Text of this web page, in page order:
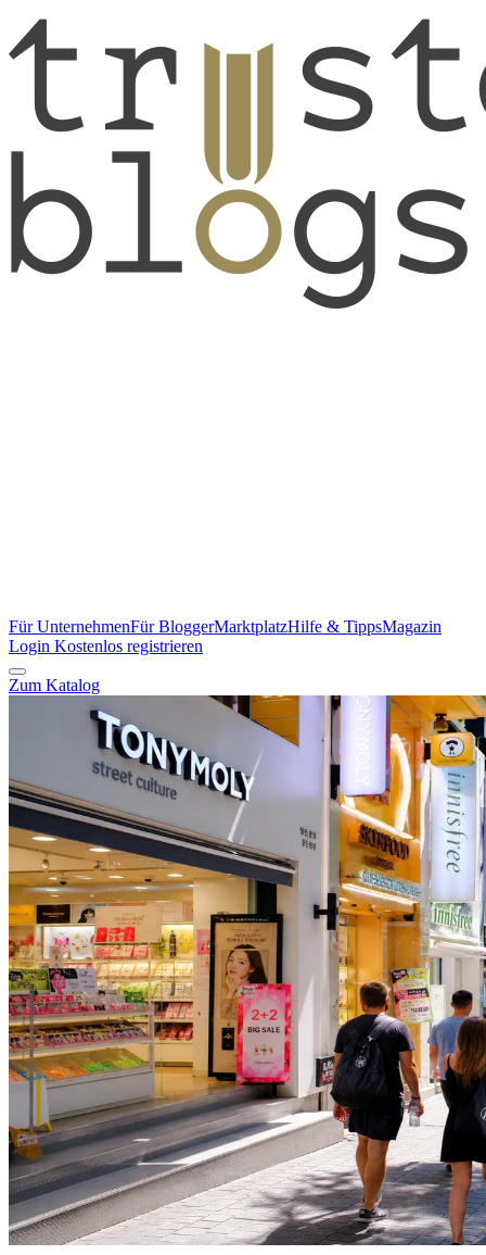
Für UnternehmenFür BloggerMarktplatzHilfe & TippsMagazin
Login Kostenlos registrieren
Zum Katalog